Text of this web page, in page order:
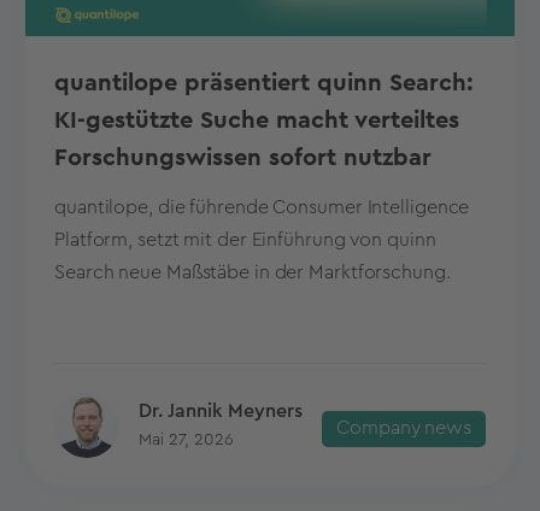
quantilope präsentiert quinn Search:
KI-gestützte Suche macht verteiltes
Forschungswissen sofort nutzbar
quantilope, die führende Consumer Intelligence
Platform, setzt mit der Einführung von quinn
Search neue Maßstäbe in der Marktforschung.
Dr. Jannik Meyners
Mai 27, 2026
Company news